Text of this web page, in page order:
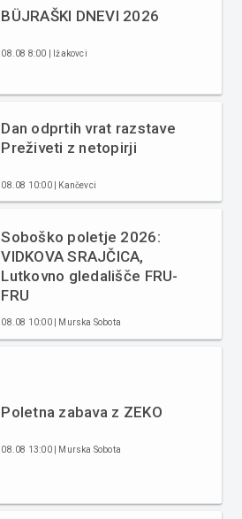
BÜJRAŠKI DNEVI 2026
08.08 8:00 | Ižakovci
Dan odprtih vrat razstave
Preživeti z netopirji
08.08 10:00 | Kančevci
Soboško poletje 2026:
VIDKOVA SRAJČICA,
Lutkovno gledališče FRU-
FRU
08.08 10:00 | Murska Sobota
Poletna zabava z ZEKO
08.08 13:00 | Murska Sobota